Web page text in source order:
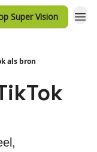
Super Vision
als bron